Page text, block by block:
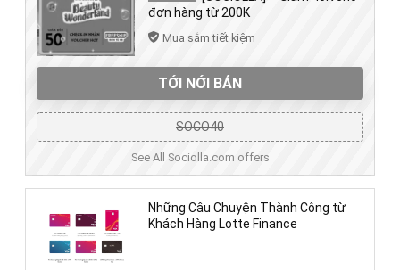
đơn hàng từ 200K
Mua sắm tiết kiệm
TỚI NỚI BÁN
SOCO40
See All Sociolla.com offers
Những Câu Chuyện Thành Công từ
Khách Hàng Lotte Finance